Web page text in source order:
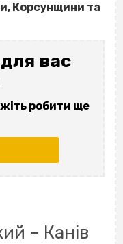
Корсунщини та
вас
робити ще
– Канів